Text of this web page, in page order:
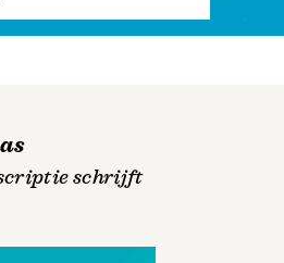
schrijft